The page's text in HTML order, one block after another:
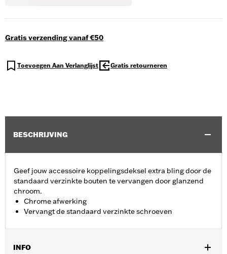
Gratis verzending vanaf €50
Toevoegen Aan Verlanglijst Gratis retourneren
BESCHRIJVING
Geef jouw accessoire koppelingsdeksel extra bling door de
standaard verzinkte bouten te vervangen door glanzend
chroom.
Chrome afwerking
Vervangt de standaard verzinkte schroeven
INFO